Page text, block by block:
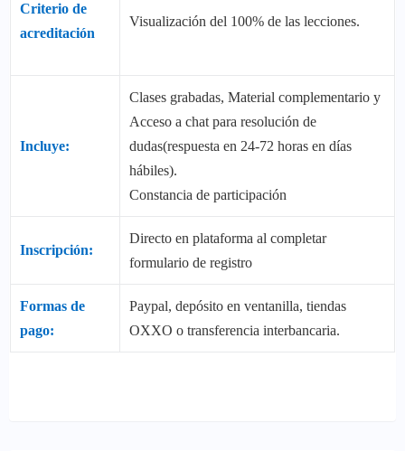
Criterio de
acreditación
Visualización del 100% de las lecciones.
Incluye:
Clases grabadas, Material complementario y
Acceso a chat para resolución de
dudas(respuesta en 24-72 horas en días
hábiles).
Constancia de participación
Inscripción:
Directo en plataforma al completar
formulario de registro
Formas de
pago:
Paypal, depósito en ventanilla, tiendas
OXXO o transferencia interbancaria.